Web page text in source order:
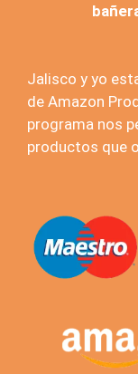
Jalisco y yo
de Amazon
programa nos
productos que